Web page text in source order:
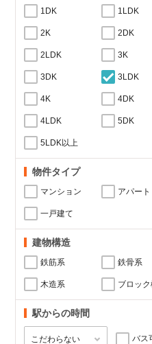
1DK 1LDK
2K 2DK
2LDK 3K
3DK 3LDK
4K 4DK
4LDK 5DK
5LDK以上
物件タイプ
マンション アパート
一戸建て
建物構造
鉄筋系 鉄骨系
木造系 ブロッ
駅からの時間
バス